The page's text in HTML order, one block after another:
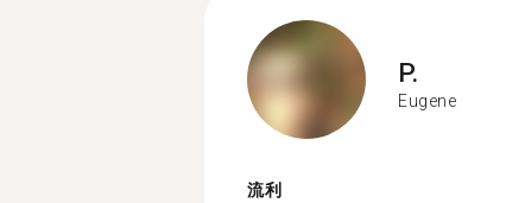
P.
Eugene
流利